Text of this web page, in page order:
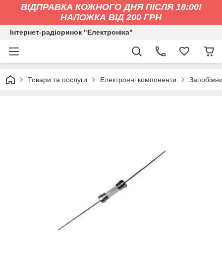
ВІДПРАВКА КОЖНОГО ДНЯ ПІСЛЯ 18:00!
НАЛОЖКА ВІД 200 ГРН
Інтернет-радіоринок "Електроніка"
Товари та послуги Електронні компоненти